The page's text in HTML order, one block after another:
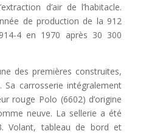
d’air de l’habitacle.
de production de la 912
4 en 1970 après 30 300
des premières construites,
Sa carrosserie intégralement
rouge Polo (6602) d’origine
neuve. La sellerie a été
Volant, tableau de bord et